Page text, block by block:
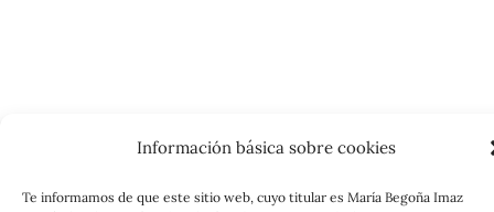
Información básica sobre cookies
Te informamos de que este sitio web, cuyo titular es María Begoña Imaz